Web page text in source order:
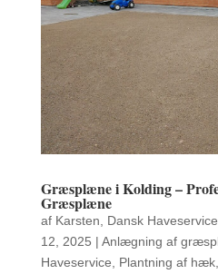
Græsplæne i Kolding –
Græsplæne
af Karsten, Dansk
12, 2025 | Anlægning af
Haveservice
Plantning af hæk,